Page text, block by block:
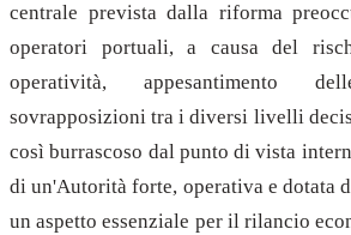
centrale prevista dalla riforma
operatori portuali, a causa del
operatività, appesantimento
sovrapposizioni tra i diversi livelli
così burrascoso dal punto di vista
di un'Autorità forte, operativa e dotata
un aspetto essenziale per il rilancio